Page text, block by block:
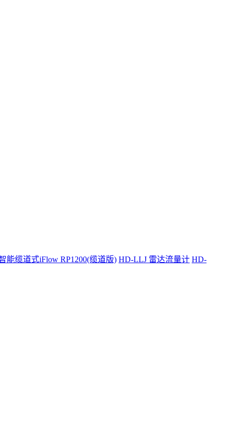
能缆道式iFlow RP1200(缆道版) HD-LLJ 雷达流量计 HD-